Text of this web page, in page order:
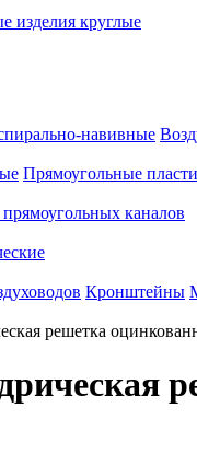
изделия круглые
навивные
Прямоугольные
каналов
Кронштейны
решетка